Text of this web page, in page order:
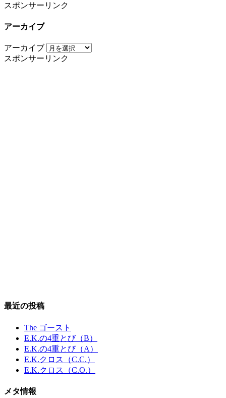
スポンサーリンク
アーカイブ
アーカイブ
スポンサーリンク
最近の投稿
The ゴースト
E.K.の4重とび（B）
E.K.の4重とび（A）
E.K.クロス（C.C.）
E.K.クロス（C.O.）
メタ情報